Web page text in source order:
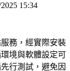
15:34
務，經實際安裝
境與軟體設定可
行測試，避免因